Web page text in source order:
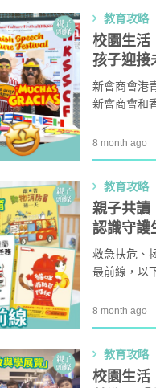
教育攻略
校園生
孩子迎接
新會商會港
新會商會和
轄下的學校
教育體系，
8 month ago
教育攻略
親子共
認識守護
救急扶危、
最前線，以
一課重要的
8 month ago
教育攻略
校園生
寶不能缺 ！
百科｜洗碗後海綿上殘留
無問題？ 日本家居清潔大
回應！
貼士｜4大對付天花板+牆
方法 漂白水是抽濕除霉
！
星｜開洗衣機前用一物浸
本神奇偏方
貼士｜塑膠保鮮盒洗極都
日本人分享3大除味法寶